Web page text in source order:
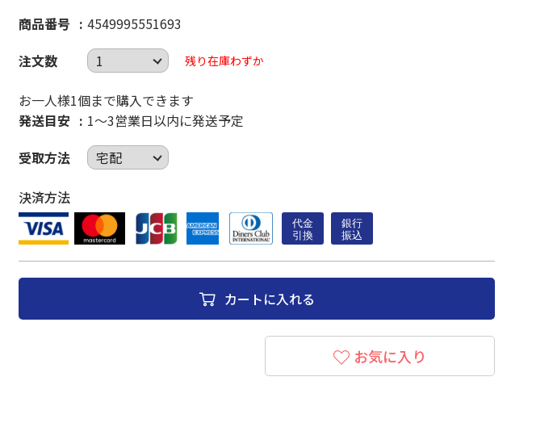
商品番号
4549995551693
注文数
残り在庫わずか
お一人様1個まで購入できます
発送目安
1～3営業日以内に発送予定
受取方法
決済方法
カートに入れる
お気に入り